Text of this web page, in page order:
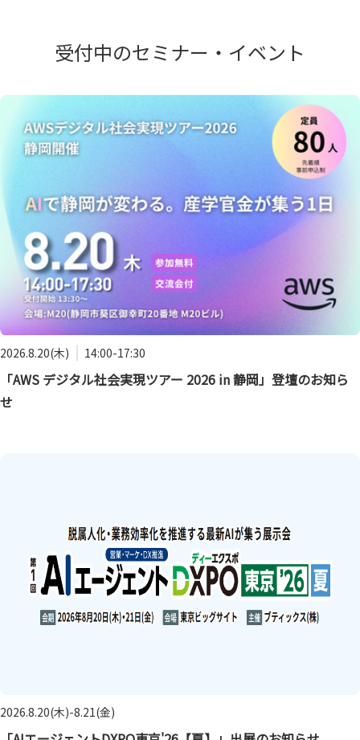
受付中のセミナー・イベント
2026.8.20(木) 14:00-17:30
「AWS デジタル社会実現ツアー 2026 in 静岡」登壇のお知ら
せ
2026.8.20(木)-8.21(金)